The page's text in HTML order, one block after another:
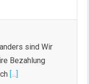
sind Wir
Bezahlung
[...]